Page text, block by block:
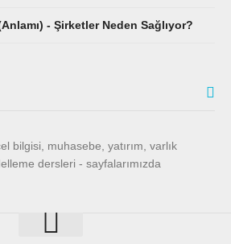
- Şirketler Neden Sağlıyor?
bilgisi, muhasebe, yatırım, varlık
dersleri - sayfalarımızda